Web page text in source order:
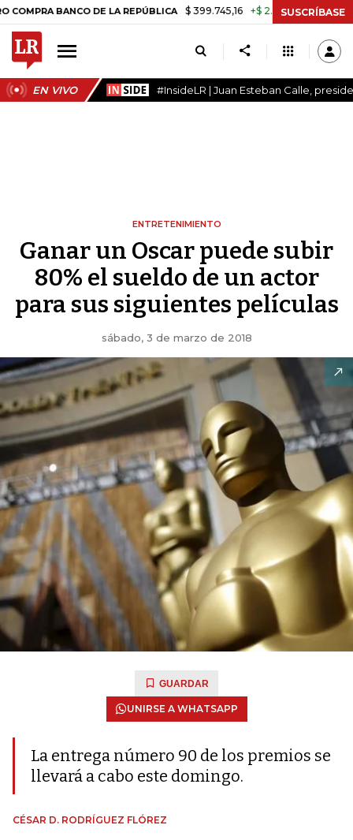
DE LA REPÚBLICA $ 399.745,16 +$ 2.295,71 +0,58% TASA
SUSCRÍBASE
EN VIVO #InsideLR | Juan Esteban Calle,
ENTRETENIMIENTO
Ganar un Oscar puede subir
80% el sueldo de un actor
para sus siguientes películas
sábado, 3 de marzo de 2018
GUARDAR
UNIRSE A WHATSAPP
La entrega número 90 de los premios se
llevará a cabo este domingo.
CÉSAR D. RODRÍGUEZ FLÓREZ